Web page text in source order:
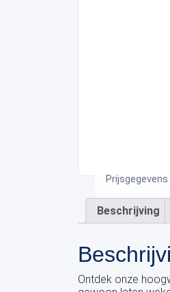
Prijsgegevens
Beschrijving
Ontdek onze